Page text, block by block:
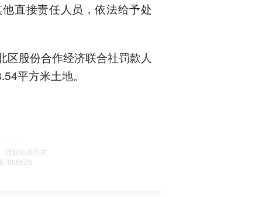
直接责任人员，依法给予处
区股份合作经济联合社罚款人
平方米土地。
授权联系方式